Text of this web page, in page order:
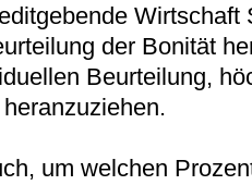
der Bonität
Beurteilung,
um welchen